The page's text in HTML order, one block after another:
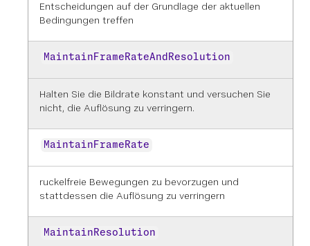
Entscheidungen auf der Grundlage der aktuellen
Bedingungen treffen
MaintainFrameRateAndResolution
Halten Sie die Bildrate konstant und versuchen Sie
nicht, die Auflösung zu verringern.
MaintainFrameRate
ruckelfreie Bewegungen zu bevorzugen und
stattdessen die Auflösung zu verringern
MaintainResolution